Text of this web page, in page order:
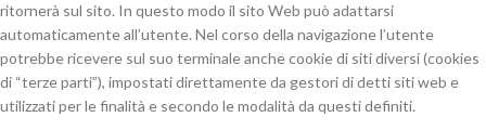
ritornerà sul sito. In questo modo il sito Web può adattarsi
automaticamente all’utente. Nel corso della navigazione l’utente
potrebbe ricevere sul suo terminale anche cookie di siti diversi (cookies
di “terze parti”), impostati direttamente da gestori di detti siti web e
utilizzati per le finalità e secondo le modalità da questi definiti.